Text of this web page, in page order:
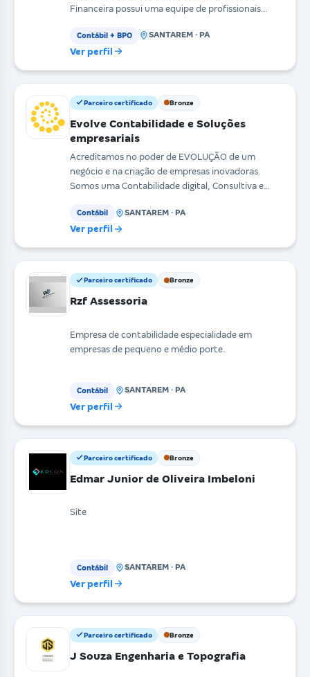
Financeira possui uma equipe de profissionais
Contábil + BPO SANTAREM · PA
Ver perfil
Parceiro certificado Bronze
Evolve Contabilidade e Soluções
empresariais
Acreditamos no poder de EVOLUÇÃO de um
negócio e na criação de empresas inovadoras.
Somos uma Contabilidade digital, Consultiva e
Contábil SANTAREM · PA
Ver perfil
Parceiro certificado Bronze
Rzf Assessoria
Empresa de contabilidade especialidade em
empresas de pequeno e médio porte.
Contábil SANTAREM · PA
Ver perfil
Parceiro certificado Bronze
Edmar Junior de Oliveira Imbeloni
Site
Contábil SANTAREM · PA
Ver perfil
Parceiro certificado Bronze
J Souza Engenharia e Topografia